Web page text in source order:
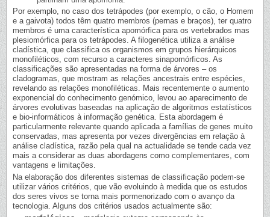
Por exemplo, no caso dos tetrápodes (por exemplo, o cão, o Homem
e a gaivota) todos têm quatro membros (pernas e braços), ter quatro
membros é uma característica apomórfica para os vertebrados mas
plesiomórfica para os tetrápodes. A filogenética utiliza a análise
cladística, que classifica os organismos em grupos hierárquicos
monofiléticos, com recurso a caracteres sinapomórficos. As
classificações são apresentadas na forma de árvores – os
cladogramas, que mostram as relações ancestrais entre espécies,
revelando as relações monofiléticas. Mais recentemente o aumento
exponencial do conhecimento genómico, levou ao aparecimento de
árvores evolutivas baseadas na aplicação de algoritmos estatísticos
e bio-informáticos à informação genética. Esta abordagem é
particularmente relevante quando aplicada a famílias de genes muito
conservadas, mas apresenta por vezes divergências em relação à
análise cladística, razão pela qual na actualidade se tende cada vez
mais a considerar as duas abordagens como complementares, com
vantagens e limitações.
Na elaboração dos diferentes sistemas de classificação podem-se
utilizar vários critérios, que vão evoluindo à medida que os estudos
dos seres vivos se torna mais pormenorizado com o avanço da
tecnologia. Alguns dos critérios usados actualmente são: